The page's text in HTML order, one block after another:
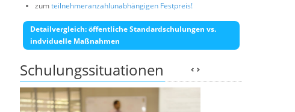
zumteilnehmeranzahlunabhängigen Festpreis!
Detailvergleich: öffentliche Standardschulungen vs.
indviduelle Maßnahmen
Schulungssituationen